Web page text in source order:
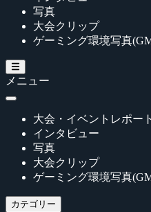
写真
大会クリップ
ゲーミング環境写真
メニュー
大会・イベントレポート
インタビュー
写真
大会クリップ
ゲーミング環境写真
カテゴリー